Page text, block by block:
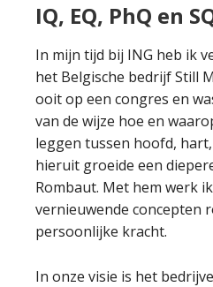
IQ, EQ, PhQ en
In mijn tijd bij ING heb ik
het Belgische bedrijf Still
ooit op een congres en
van de wijze hoe en
leggen tussen hoofd,
hieruit groeide een
Rombaut. Met hem werk
vernieuwende concepten
persoonlijke kracht.
In onze visie is het